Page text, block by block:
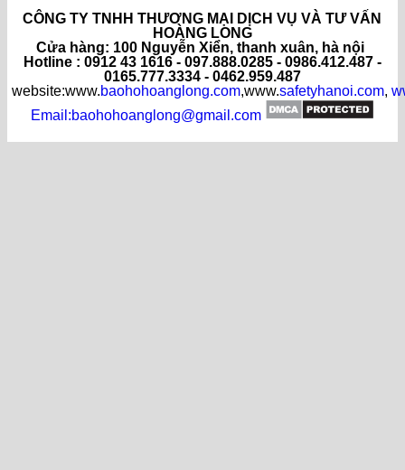
CÔNG TY TNHH THƯƠNG MẠI DỊCH VỤ VÀ TƯ VẤN
HOÀNG LONG
Cửa hàng: 100 Nguyễn Xiển, thanh xuân, hà nội
Hotline : 0912 43 1616 - 097.888.0285 - 0986.412.487 -
0165.777.3334 - 0462.959.487
website:www.baohohoanglong.com,www.safetyhanoi.com,
Email:baohohoanglong@gmail.com